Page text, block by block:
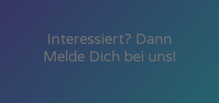
Interessiert? Dann
Melde Dich bei uns!